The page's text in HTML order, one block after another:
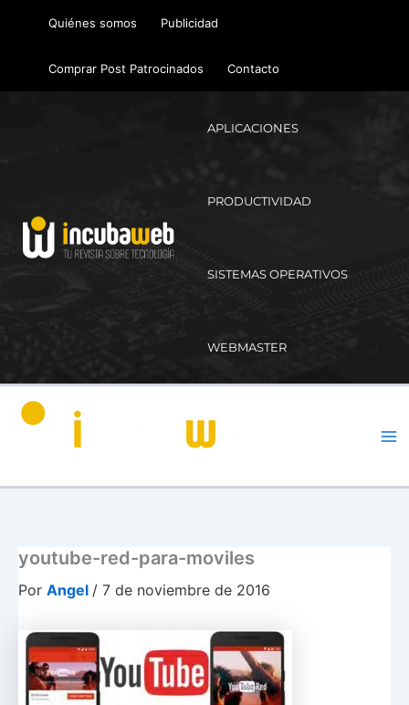
Quiénes somos Publicidad
Comprar Post Patrocinados Contacto
APLICACIONES
PRODUCTIVIDAD
SISTEMAS OPERATIVOS
WEBMASTER
youtube-red-para-moviles
Por Angel / 7 de noviembre de 2016